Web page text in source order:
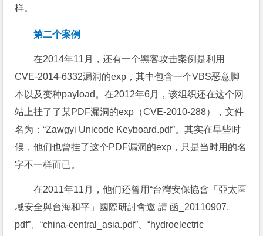
样。
第二个案例
在2014年11月，还有一个黑客攻击案例是利用
CVE-2014-6332漏洞的exp，其中包含一个VBS恶意脚
本以及变种payload。在2012年6月，该组织还在这个网
站上挂了了某PDF漏洞的exp（CVE-2010-288），文件
名为：“Zawgyi Unicode Keyboard.pdf”。其实在早些时
候，他们也曾挂了这个PDF漏洞的exp，只是当时用的名
字不一样而已。
在2011年11月，他们还曾用“台灣安保協會「亞太區
域安全與台海和平」國際研討會邀 請 函_20110907.
pdf”、“china-central_asia.pdf”、“hydroelectric